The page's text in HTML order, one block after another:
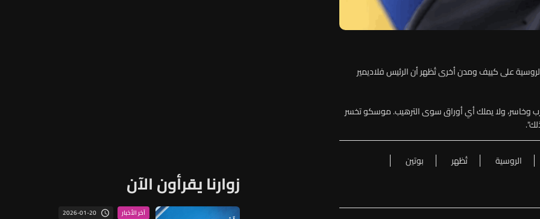
الروسية على كييف ومدن أخرى تُظهر أن الرئيس فلاديمير
وخاسر، ولا يملك أي أوراق سوى الترهيب. موسكو تخسر
الروسية تُظهر
بوتين
زوارنا يقرأون الآن
آخر الأخبار 2026-01-20